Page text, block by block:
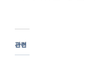
관련